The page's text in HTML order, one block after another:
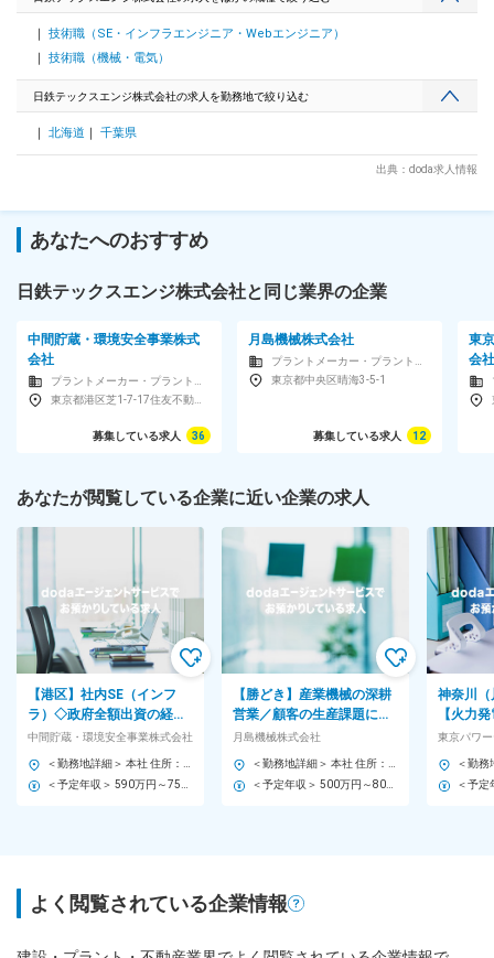
います。 ◇充実の福利厚生 借り上げ社宅制度あり(家賃一部負
担)、独身寮完備。ベネフィットステーションや提携宿泊移設
も利用可能です。 また、ノー残業DAYを設けたり、有給消化
バランスを整えられる取り組みも実現しています。 ◇じっくり
教育・研修で若手やブランクがある方も安心 配属後のOJT教
育もございますが、階層別研修など研修に力を入れています。
安全面・品質面に対する基礎教養のほか、作業者の実務を体感
できる模擬演練設備「TEX-DOJO」にて作業演練を受ける機会
能の習得ができるなど、 機械工事における知識・技術が多岐
にわたる中で、現場の環境や制約に合ったより良い方法を学べ
技術職（SE・インフラエンジニア・Webエンジニア）
技術職（機械・電気）
日鉄テックスエンジ株式会社の求人を勤務地で絞り込む
北海道 千葉県
出典：doda求人情報
あなたへのおすすめ
日鉄テックスエンジ株式会社と同じ業界の企業
中間貯蔵・環境安全事業株式
会社
募集している求人 36
月島機械株式会社
東京都中央区晴海3-5-1
募集している求人 12
東
会社
あなたが閲覧している企業に近い企業の求人
【港区】社内SE（インフ
ラ）◇政府全額出資の経営
基盤／40代活躍／土日祝休
／年休123日
中間貯蔵・環境安全事業株式会社
【勝どき】産業機械の深耕
営業／顧客の生産課題に対
し提案◇電池、半導体、環
境など成長産業と取引／在
宅可
月島機械株式会社
神奈川（
【火力
理】監
夜勤無
20h程
東京パワ
よく閲覧されている企業情報